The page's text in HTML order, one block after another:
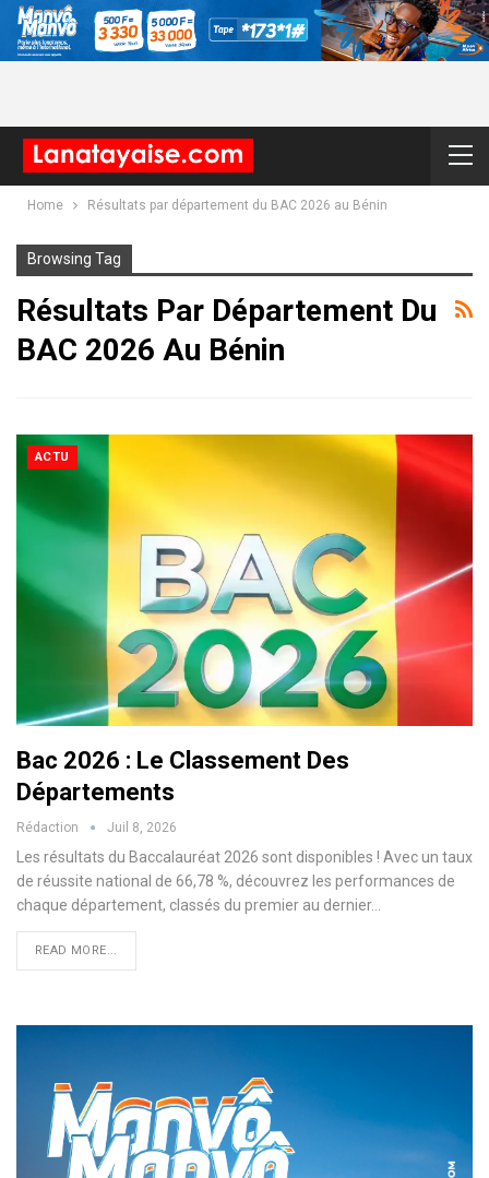
Home Résultats par département du BAC 2026 au Bénin
Browsing Tag
Résultats Par Département Du
BAC 2026 Au Bénin
ACTU
Bac 2026 : Le Classement Des
Départements
Rédaction Juil 8, 2026
Les résultats du Baccalauréat 2026 sont disponibles ! Avec un taux
de réussite national de 66,78 %, découvrez les performances de
chaque département, classés du premier au dernier…
READ MORE...